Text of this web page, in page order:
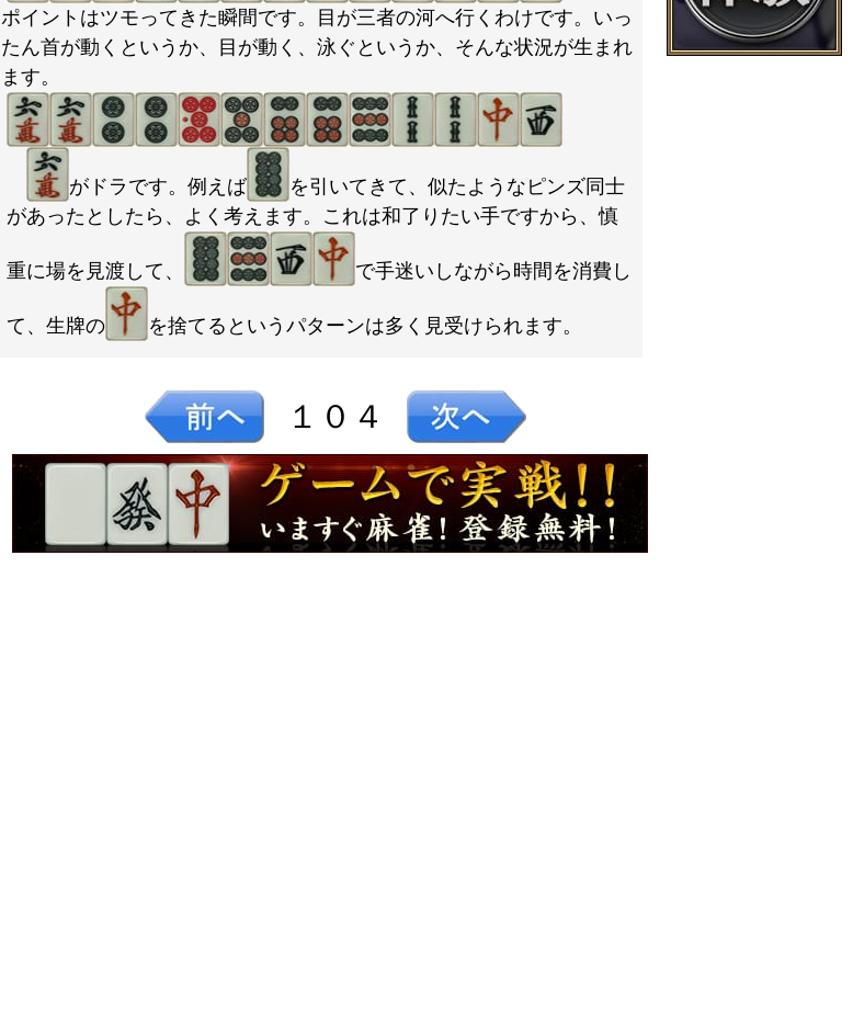
ポイントはツモってきた瞬間です。目が三者の河へ行くわけです。いっ
たん首が動くというか、目が動く、泳ぐというか、そんな状況が生まれ
ます。
がドラです。例えば
を引いてきて、似たようなピンズ同士
があったとしたら、よく考えます。これは和了りたい手ですから、慎
重に場を見渡して、 で手迷いしながら時間を消費し
て、生牌の を捨てるというパターンは多く見受けられます。
１０４